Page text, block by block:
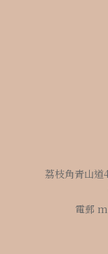
荔枝角青山道
電郵